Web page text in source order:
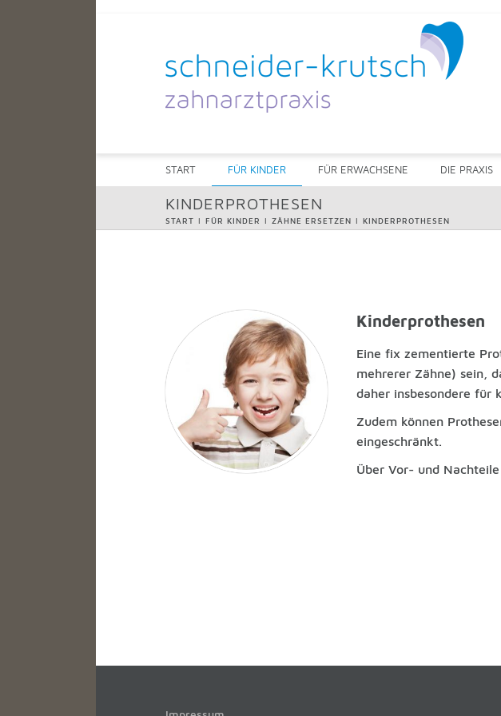
START FÜR KINDER FÜR ERWACHSENE DIE PRAXIS
KINDERPROTHESEN
START | FÜR KINDER | ZÄHNE ERSETZEN | KINDERPROTHESEN
Kinderprothesen
Eine fix zementierte
mehrerer Zähne) sein,
daher insbesondere für
Zudem können
eingeschränkt.
Über Vor- und